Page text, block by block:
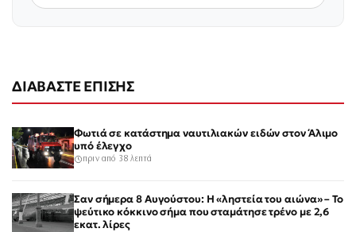
ΔΙΑΒΑΣΤΕ ΕΠΙΣΗΣ
Φωτιά σε κατάστημα ναυτιλιακών ειδών στον Άλιμο
υπό έλεγχο
πριν από 38 λεπτά
Σαν σήμερα 8 Αυγούστου: Η «ληστεία του αιώνα» – Το
ψεύτικο κόκκινο σήμα που σταμάτησε τρένο με 2,6
εκατ. λίρες